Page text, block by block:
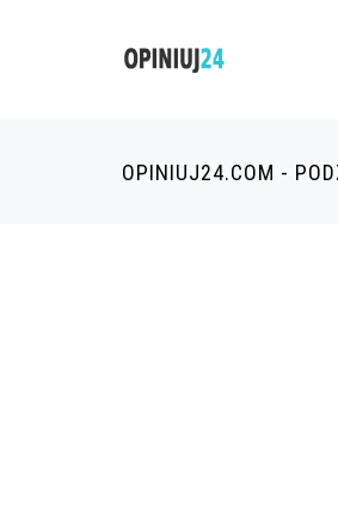
OPINIUJ24.COM -